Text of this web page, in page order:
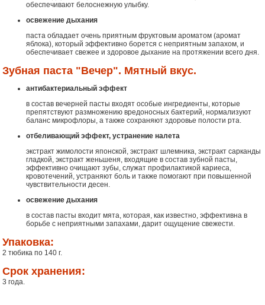
обеспечивают белоснежную улыбку.
освежение дыхания
паста обладает очень приятным фруктовым ароматом (аромат
яблока), который эффективно борется с неприятным запахом, и
обеспечивает свежее и здоровое дыхание на протяжении всего дня.
Зубная паста "Вечер". Мятный вкус.
антибактериальный эффект
в состав вечерней пасты входят особые ингредиенты, которые
препятствуют размножению вредоносных бактерий, нормализуют
баланс микрофлоры, а также сохраняют здоровье полости рта.
отбеливающий эффект, устранение налета
экстракт жимолости японской, экстракт шлемника, экстракт сарканды
гладкой, экстракт женьшеня, входящие в состав зубной пасты,
эффективно очищают зубы, служат профилактикой кариеса,
кровотечений, устраняют боль и также помогают при повышенной
чувствительности десен.
освежение дыхания
в состав пасты входит мята, которая, как известно, эффективна в
борьбе с неприятными запахами, дарит ощущение свежести.
Упаковка:
2 тюбика по 140 г.
Срок хранения:
3 года.